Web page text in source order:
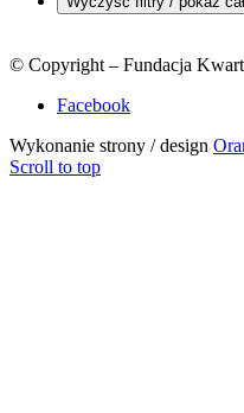
© Copyright – Fundacja
Facebook
Wykonanie strony / design
Scroll to top